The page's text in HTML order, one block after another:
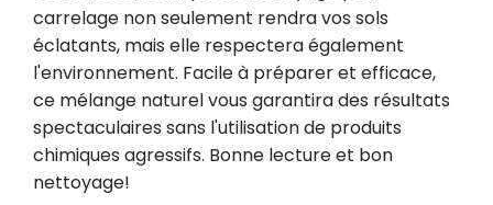
carrelage non seulement rendra vos sols
éclatants, mais elle respectera également
l'environnement. Facile à préparer et efficace,
ce mélange naturel vous garantira des résultats
spectaculaires sans l'utilisation de produits
chimiques agressifs. Bonne lecture et bon
nettoyage!